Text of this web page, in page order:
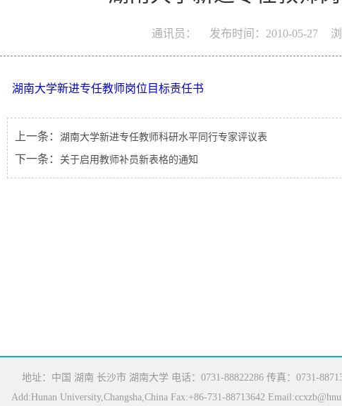
通讯员： 发布时间： 2010-05-27
湖南大学新进专任教师岗位目标责任书
上一条： 湖南大学新进专任教师科研水平同行专家评议表
下一条： 关于启用教师补员新表格的通知
地址：中国 湖南 长沙市 湖南大学 电话：0731-88822286 传真：0731-
Add:Hunan University,Changsha,China Fax:+86-731-88713642